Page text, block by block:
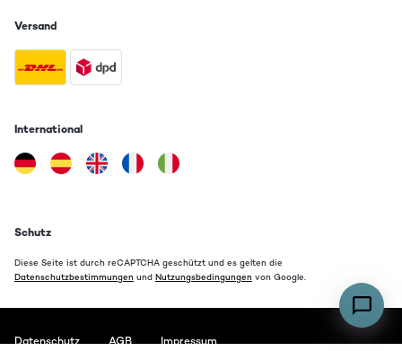
Versand
International
Schutz
Diese Seite ist durch reCAPTCHA geschützt und es gelten die
Datenschutzbestimmungen und Nutzungsbedingungen von Google.
Datenschutz AGB Impressum